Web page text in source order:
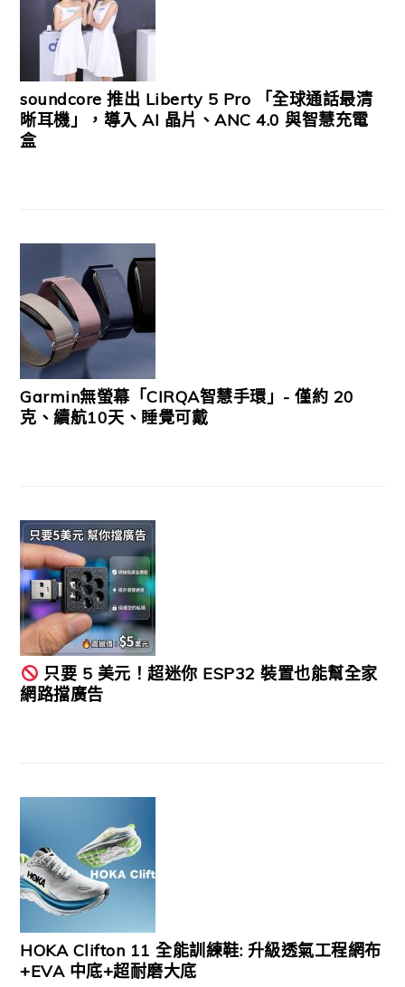
soundcore 推出 Liberty 5 Pro 「全球通話最清
晰耳機」，導入 AI 晶片、ANC 4.0 與智慧充電
盒
Garmin無螢幕「CIRQA智慧手環」- 僅約 20
克、續航10天、睡覺可戴
只要 5 美元！超迷你 ESP32 裝置也能幫全家
網路擋廣告
HOKA Clifton 11 全能訓練鞋: 升級透氣工程網布
+EVA 中底+超耐磨大底